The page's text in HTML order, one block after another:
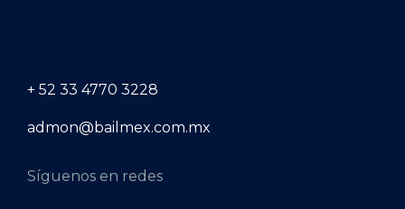
+ 52 33 4770 3228
admon@bailmex.com.mx
Síguenos en redes